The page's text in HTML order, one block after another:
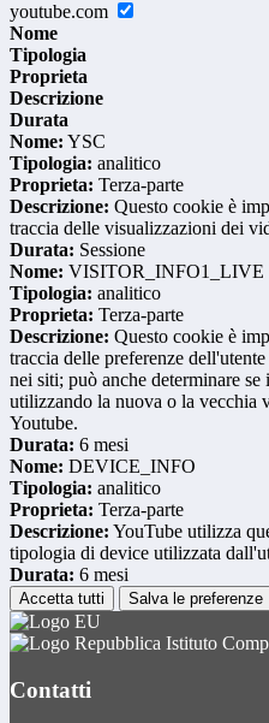
youtube.com
Nome
Tipologia
Proprieta
Descrizione
Durata
Nome: YSC
Tipologia: analitico
Proprieta: Terza-parte
Descrizione: Questo cookie è
traccia delle visualizzazioni dei
Durata: Sessione
Nome: VISITOR_INFO1_LIVE
Tipologia: analitico
Proprieta: Terza-parte
Descrizione: Questo cookie è
traccia delle preferenze
nei siti; può anche determinare
utilizzando la nuova o la vecchia
Youtube.
Durata: 6 mesi
Nome: DEVICE_INFO
Tipologia: analitico
Proprieta: Terza-parte
Descrizione: YouTube utilizza
tipologia di device utilizzata
Durata: 6 mesi
Accetta tutti Salva le preferenze
Istituto
Contatti